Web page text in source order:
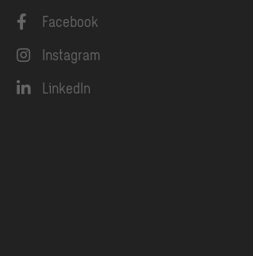
Facebook
Instagram
LinkedIn